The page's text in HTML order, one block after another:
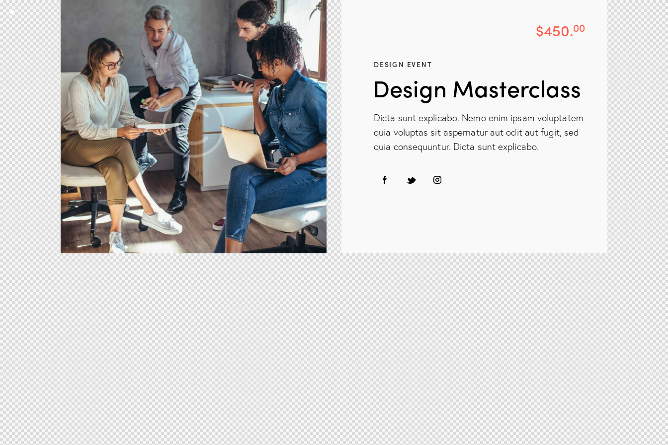
$450.00
DESIGN EVENT
Design Masterclass
Dicta sunt explicabo. Nemo enim ipsam voluptatem
quia voluptas sit aspernatur aut odit aut fugit, sed
quia consequuntur. Dicta sunt explicabo.